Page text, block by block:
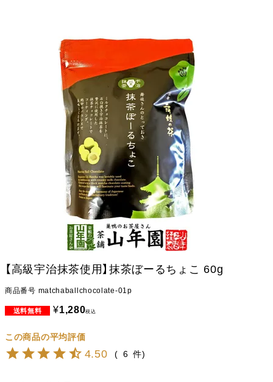
【高級宇治抹茶使用】抹茶ぼーるちょこ 60g
商品番号 matchaballchocolate-01p
¥1,280税込
4.50 6